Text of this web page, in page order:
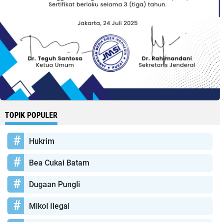
TOPIK POPULER
Hukrim
Bea Cukai Batam
Dugaan Pungli
Mikol Ilegal